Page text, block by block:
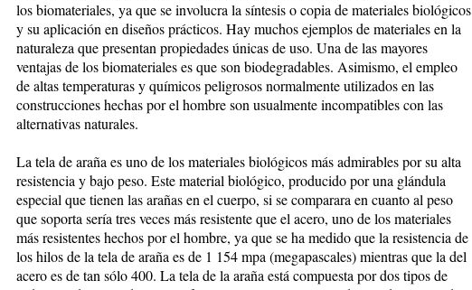
los biomateriales, ya que se involucra la síntesis o copia de materiales biológicos
y su aplicación en diseños prácticos. Hay muchos ejemplos de materiales en la
naturaleza que presentan propiedades únicas de uso. Una de las mayores
ventajas de los biomateriales es que son biodegradables. Asimismo, el empleo
de altas temperaturas y químicos peligrosos normalmente utilizados en las
construcciones hechas por el hombre son usualmente incompatibles con las
alternativas naturales.
La tela de araña es uno de los materiales biológicos más admirables por su alta
resistencia y bajo peso. Este material biológico, producido por una glándula
especial que tienen las arañas en el cuerpo, si se comparara en cuanto al peso
que soporta sería tres veces más resistente que el acero, unode los materiales
más resistentes hechos por el hombre, ya que se ha medido que la resistencia de
los hilos de la tela de araña es de 1 154 mpa (megapascales) mientras que la del
acero es de tan sólo 400. La tela de la araña está compuesta por dos tipos de